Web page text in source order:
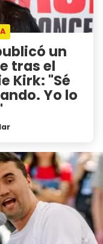
un
tras el
Kirk: "Sé
Yo lo